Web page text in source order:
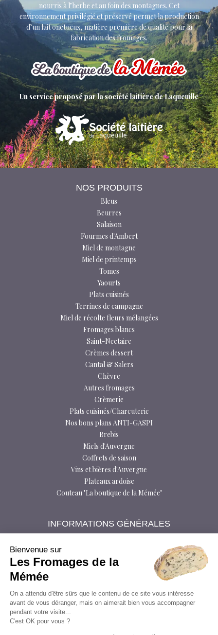
nourris à l’herbe et au foin des montagnes. Cet
environnement privilégié et préservé permet la production
d’un lait onctueux, matière première de qualité pour la
fabrication des fromages.
Un service proposé par la société laitière de Laqueuille
NOS PRODUITS
Bleus
Beurres
Salaison
Fourmes d'Ambert
Miel de montagne
Miel de printemps
Tomes
Yaourts
Plats cuisinés
Terrines de campagne
Miel de récolte fleurs mélangées
Fromages blancs
Saint-Nectaire
Crèmes dessert
Cantal & Salers
Chèvre
Autres fromages
Crèmerie
Plats cuisinés/Charcuterie
Nos bons plans ANTI-GASPI
Brebis
Miels d'Auvergne
Coffrets de saison
Vins et bières d'Auvergne
Plateaux ardoise
Couteau "La boutique de la Mémée"
INFORMATIONS GÉNÉRALES
Conditions générales de vente
Médiateur à la consommation
Mentions légales
Bienvenue sur
Les Fromages de la
Mémée
On a attendu d'être sûrs que le contenu de ce site vous intéresse
avant de vous déranger, mais on aimerait bien vous accompagner
pendant votre visite...
C'est OK pour vous ?